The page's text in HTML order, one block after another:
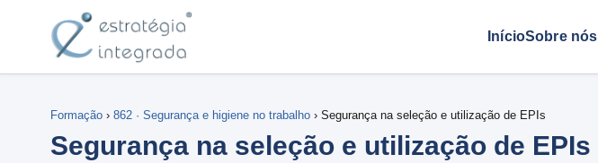
InícioSobre nós
Formação › 862 · Segurança e higiene no trabalho › Segurança na seleção e utilização de EPIs
Segurança na seleção e utilização de EPIs